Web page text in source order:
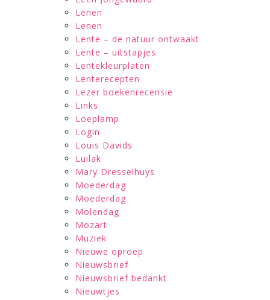
Lenen
Lenen
Lente – de natuur ontwaakt
Lente – uitstapjes
Lentekleurplaten
Lenterecepten
Lezer boekenrecensie
Links
Loeplamp
Login
Louis Davids
Luilak
Mary Dresselhuys
Moederdag
Moederdag
Molendag
Mozart
Muziek
Nieuwe oproep
Nieuwsbrief
Nieuwsbrief bedankt
Nieuwtjes